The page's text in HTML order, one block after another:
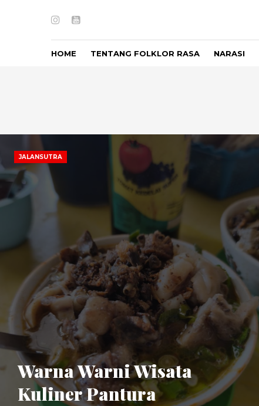
InstagramYoutube
HOME TENTANG FOLKLOR RASA NARASI
JALANSUTRA
Warna Warni Wisata
Kuliner Pantura